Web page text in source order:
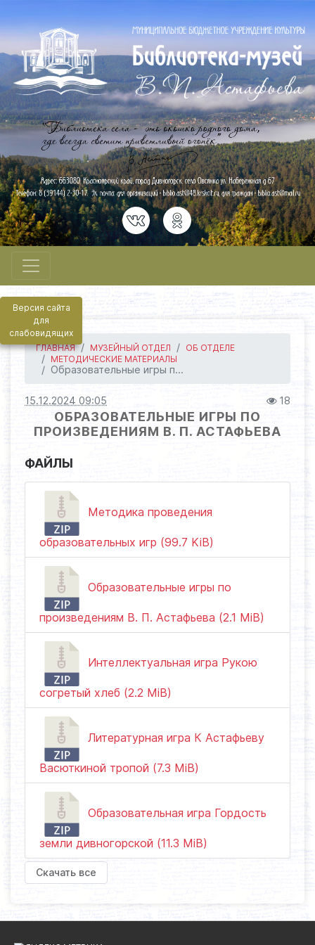
Версия сайта
для
слабовидящих
ГЛАВНАЯ
МУЗЕЙНЫЙ ОТДЕЛ
ОБ ОТДЕЛЕ
МЕТОДИЧЕСКИЕ МАТЕРИАЛЫ
Образовательные игры п...
15.12.2024 09:05 18
ОБРАЗОВАТЕЛЬНЫЕ ИГРЫ ПО
ПРОИЗВЕДЕНИЯМ В. П. АСТАФЬЕВА
ФАЙЛЫ
Методика проведения
образовательных игр (99.7 KiB)
Образовательные игры по
произведениям В. П. Астафьева (2.1 MiB)
Интеллектуальная игра Рукою
согретый хлеб (2.2 MiB)
Литературная игра К Астафьеву
Васюткиной тропой (7.3 MiB)
Образовательная игра Гордость
земли дивногорской (11.3 MiB)
Скачать все